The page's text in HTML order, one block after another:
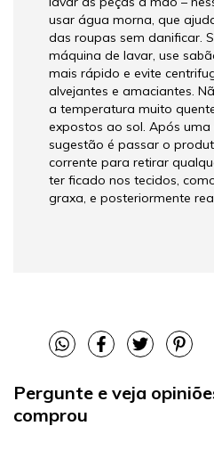
usar água morna, que
das roupas sem danificar.
máquina de lavar, use
mais rápido e evite
alvejantes e amaciantes.
a temperatura muito
expostos ao sol. Após uma
sugestão é passar o
corrente para retirar
ter ficado nos tecidos,
graxa, e posteriormente
Pergunte e veja
comprou